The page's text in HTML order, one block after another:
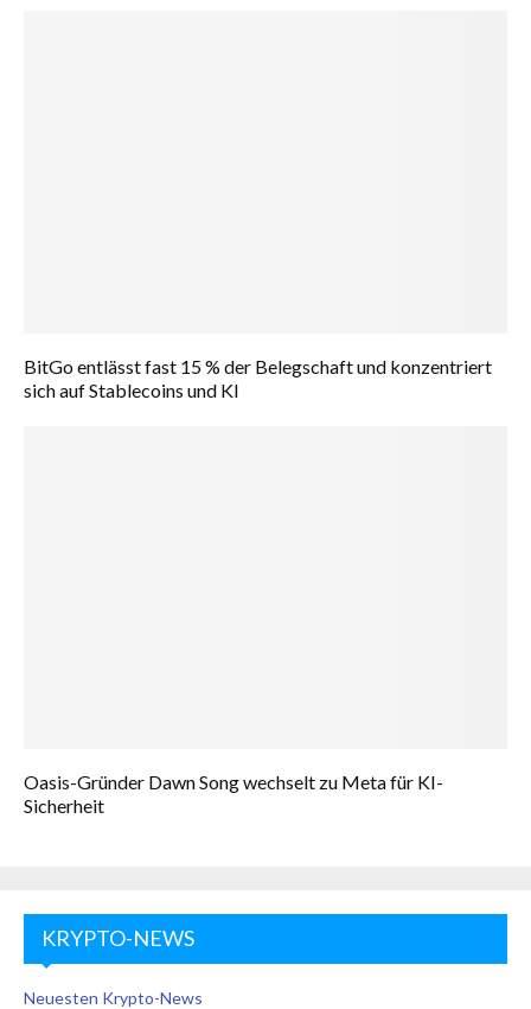
BitGo entlässt fast 15 % der Belegschaft und konzentriert
sich auf Stablecoins und KI
Oasis-Gründer Dawn Song wechselt zu Meta für KI-
Sicherheit
KRYPTO-NEWS
Neuesten Krypto-News